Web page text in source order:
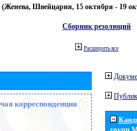
(Женева, Швейцария, 15 октября - 19
Сборник резолюций
Расширить все
корреспонденция